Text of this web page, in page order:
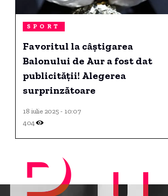
SPORT
Favoritul la câștigarea
Balonului de Aur a fost dat
publicității! Alegerea
surprinzătoare
18 iulie 2025 - 10:07
404